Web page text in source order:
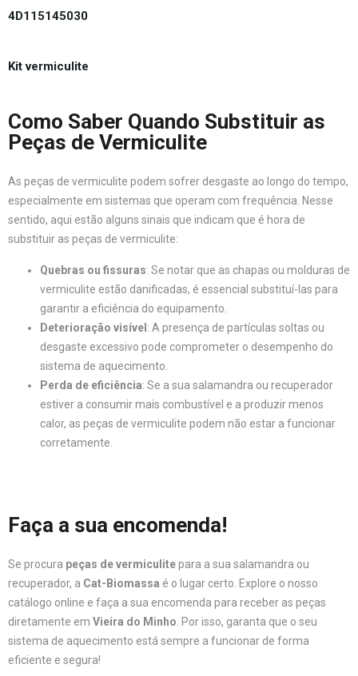
4D115145030
Kit vermiculite
Como Saber Quando Substituir as
Peças de Vermiculite
As peças de vermiculite podem sofrer desgaste ao longo do tempo,
especialmente em sistemas que operam com frequência. Nesse
sentido, aqui estão alguns sinais que indicam que é hora de
substituir as peças de vermiculite:
Quebras ou fissuras: Se notar que as chapas ou molduras de
vermiculite estão danificadas, é essencial substituí-las para
garantir a eficiência do equipamento.
Deterioração visível : A presença de partículas soltas ou
desgaste excessivo pode comprometer o desempenho do
sistema de aquecimento.
Perda de eficiência: Se a sua salamandra ou recuperador
estiver a consumir mais combustível e a produzir menos
calor, as peças de vermiculite podem não estar a funcionar
corretamente.
Faça a sua encomenda!
Se procura peças de vermiculitepara a sua salamandra ou
recuperador, a Cat-Biomassa é o lugar certo. Explore o nosso
catálogo online e faça a sua encomenda para receber as peças
diretamente em Vieira do Minho . Por isso, garanta que o seu
sistema de aquecimento está sempre a funcionar de forma
eficiente e segura!